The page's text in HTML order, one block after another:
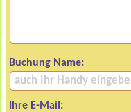
Buchung Name:
Ihre E-Mail: